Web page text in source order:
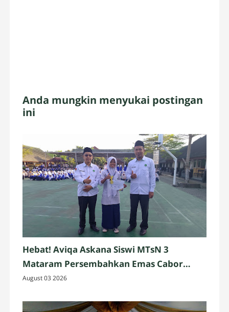
Anda mungkin menyukai postingan
ini
Hebat! Aviqa Askana Siswi MTsN 3
Mataram Persembahkan Emas Cabor
Pencak Silat
August 03 2026